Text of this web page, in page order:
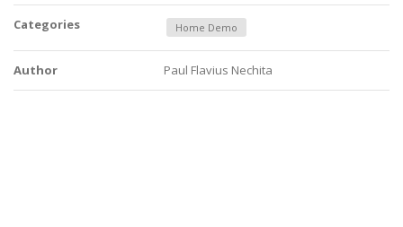
Categories Home Demo
Author Paul Flavius Nechita